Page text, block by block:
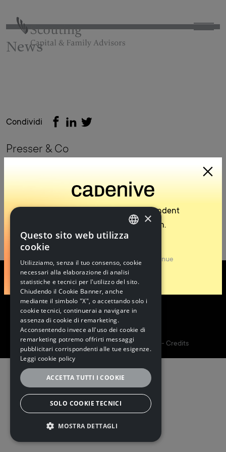
News
Condividi
Presser & Co
Torna alla lista
Follow us
5I&PARTNERS S.P.A. | P.I. 02173160348 - Credits
Scouting is now Cadenive – independent
corporate finance, with greater reach.
About Cadenive Continue
×
Questo sito web utilizza
cookie
Utilizziamo, senza il tuo consenso, cookie
necessari alla elaborazione di analisi
statistiche e tecnici per l'utilizzo del sito.
Chiudendo il Cookie Banner, anche
mediante il simbolo "X", o accettando solo i
cookie tecnici, continuerai a navigare in
assenza di cookie di remarketing.
Acconsentendo invece all'uso dei cookie di
remarketing potremo offrirti messaggi
pubblicitari corrispondenti alle tue esigenze.
Leggi cookie policy
ACCETTA TUTTI I COOKIE
SOLO COOKIE TECNICI
MOSTRA DETTAGLI